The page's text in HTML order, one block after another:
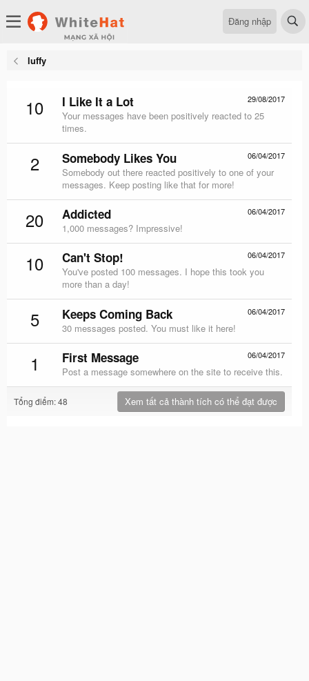
Đăng nhập
luffy
10 29/08/2017
I Like It a Lot
Your messages have been positively reacted to 25
times.
2 06/04/2017
Somebody Likes You
Somebody out there reacted positively to one of your
messages. Keep posting like that for more!
20 06/04/2017
Addicted
1,000 messages? Impressive!
10 06/04/2017
Can't Stop!
You've posted 100 messages. I hope this took you
more than a day!
5 06/04/2017
Keeps Coming Back
30 messages posted. You must like it here!
1 06/04/2017
First Message
Post a message somewhere on the site to receive this.
Tổng điểm: 48 Xem tất cả thành tích có thể đạt được